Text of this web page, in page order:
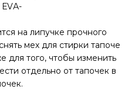
ЕVА-
на липучке прочного
снять мех для стирки тапоче
для того, чтобы изменить
отдельно от тапочек в
.